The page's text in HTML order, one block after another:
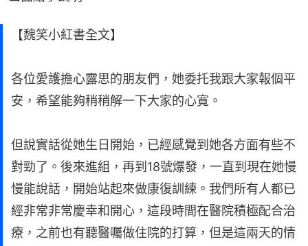
【魏笑小紅書全文】
各位愛護擔心露思的朋友們，她委托我跟大家報個平
安，希望能夠稍稍解一下大家的心寬。
但說實話從她生日開始，已經感覺到她各方面有些不
對勁了。後來進組，再到18號爆發，一直到現在她慢
慢能說話，開始站起來做康復訓練。我們所有人都已
經非常非常慶幸和開心，這段時間在醫院積極配合治
療，之前也有聽醫囑做住院的打算，但是這兩天的情